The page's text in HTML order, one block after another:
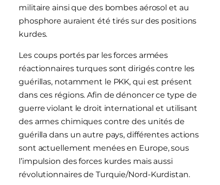
militaire ainsi que des bombes aérosol et au
phosphore auraient été tirés sur des positions
kurdes.
Les coups portés par les forces armées
réactionnaires turques sont dirigés contre les
guérillas, notamment le PKK, qui est présent
dans ces régions. Afin de dénoncer ce type de
guerre violant le droit international et utilisant
des armes chimiques contre des unités de
guérilla dans un autre pays, différentes actions
sont actuellement menées en Europe, sous
l’impulsion des forces kurdes mais aussi
révolutionnaires de Turquie/Nord-Kurdistan.